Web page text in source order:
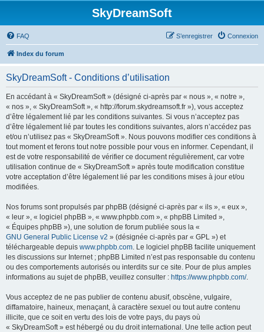
SkyDreamSoft
FAQ Connexion
S’enregistrer
Index du forum
SkyDreamSoft - Conditions d’utilisation
En accédant à « SkyDreamSoft » (désigné ci-après par « nous », « notre »,
« nos », « SkyDreamSoft », « http://forum.skydreamsoft.fr »), vous acceptez
d’être légalement lié par les conditions suivantes. Si vous n’acceptez pas
d’être légalement lié par toutes les conditions suivantes, alors n’accédez pas
et/ou n’utilisez pas « SkyDreamSoft ». Nous pouvons modifier ces conditions à
tout moment et ferons tout notre possible pour vous en informer. Cependant, il
est de votre responsabilité de vérifier ce document régulièrement, car votre
utilisation continue de « SkyDreamSoft » après toute modification constitue
votre acceptation d’être légalement lié par les conditions mises à jour et/ou
modifiées.
Nos forums sont propulsés par phpBB (désigné ci-après par « ils », « eux »,
« leur », « logiciel phpBB », « www.phpbb.com », « phpBB Limited »,
« Équipes phpBB »), une solution de forum publiée sous la «
GNU General Public License v2 » (désignée ci-après par « GPL ») et
téléchargeable depuis www.phpbb.com. Le logiciel phpBB facilite uniquement
les discussions sur Internet ; phpBB Limited n’est pas responsable du contenu
ou des comportements autorisés ou interdits sur ce site. Pour de plus amples
informations au sujet de phpBB, veuillez consulter : https://www.phpbb.com/.
Vous acceptez de ne pas publier de contenu abusif, obscène, vulgaire,
diffamatoire, haineux, menaçant, à caractère sexuel ou tout autre contenu
illicite, que ce soit en vertu des lois de votre pays, du pays où
« SkyDreamSoft » est hébergé ou du droit international. Une telle action peut